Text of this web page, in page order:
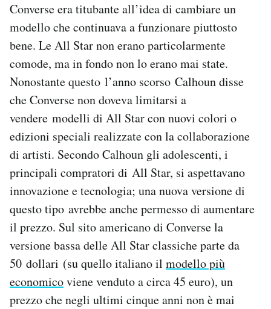
Converse era titubante all’idea di cambiare un
modello che continuava a funzionare piuttosto
bene. Le All Star non erano particolarmente
comode, ma in fondo non lo erano mai state.
Nonostante questo l’anno scorso Calhoun disse
che Converse non doveva limitarsi a
vendere modelli di All Star con nuovi colori o
edizioni speciali realizzate con la collaborazione
di artisti. Secondo Calhoun gli adolescenti, i
principali compratori di All Star, si aspettavano
innovazione e tecnologia; una nuova versione di
questo tipo avrebbe anche permesso di aumentare
il prezzo. Sul sito americano di Converse la
versione bassa delle All Star classiche parte da
50 dollari (su quello italiano il modello più
economicoviene venduto a circa 45 euro), un
prezzo che negli ultimi cinque anni non è mai